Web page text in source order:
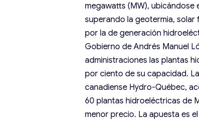
megawatts (MW), ubicándose
superando la geotermia,
por la de generación
Gobierno de Andrés Manuel
administraciones las plantas
por ciento de su capacidad.
canadiense Hydro-Québec,
60 plantas hidroeléctricas de
menor precio. La apuesta es